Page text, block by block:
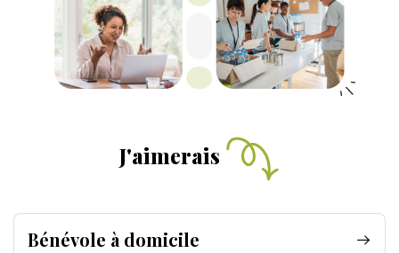
J'aimerais
Bénévole à domicile